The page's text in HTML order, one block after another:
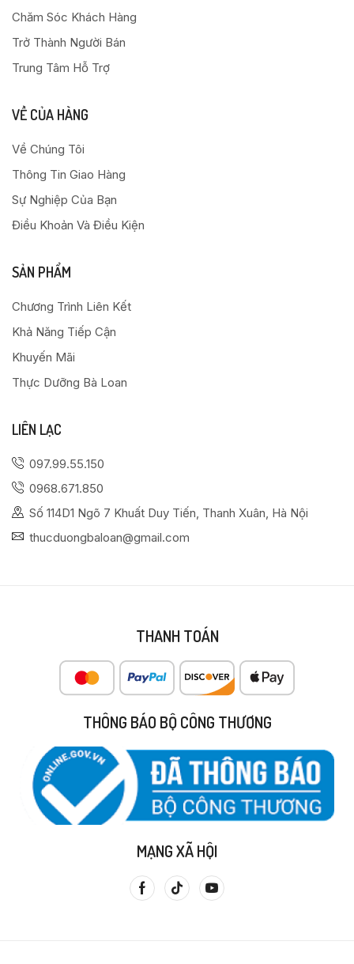
Chăm Sóc Khách Hàng
Trở Thành Người Bán
Trung Tâm Hỗ Trợ
VỀ CỦA HÀNG
Về Chúng Tôi
Thông Tin Giao Hàng
Sự Nghiệp Của Bạn
Điều Khoản Và Điều Kiện
SẢN PHẨM
Chương Trình Liên Kết
Khả Năng Tiếp Cận
Khuyến Mãi
Thực Dưỡng Bà Loan
LIÊN LẠC
097.99.55.150
0968.671.850
Số 114D1 Ngõ 7 Khuất Duy Tiến, Thanh Xuân, Hà Nội
thucduongbaloan@gmail.com
THANH TOÁN
THÔNG BÁO BỘ CÔNG THƯƠNG
MẠNG XÃ HỘI